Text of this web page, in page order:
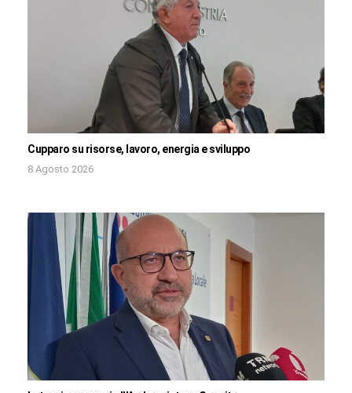
Cupparo su risorse, lavoro, energia e sviluppo
8 Agosto 2026